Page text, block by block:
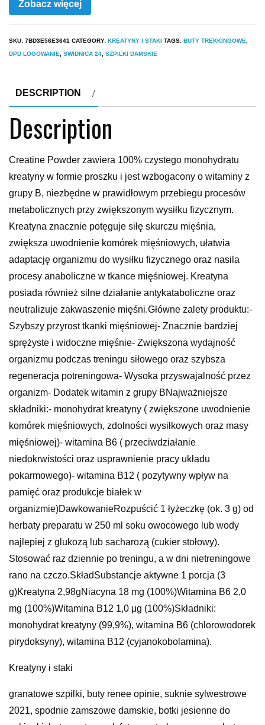
Zobacz więcej
SKU: 7BD3E56E3641 CATEGORY: KREATYNY I STAKI TAGS: BUTY TREKKINGOWE,
DPD LOGOWANIE, SWIDNICA 24, SZPILKI DAMSKIE
DESCRIPTION
Description
Creatine Powder zawiera 100% czystego monohydratu
kreatyny w formie proszku i jest wzbogacony o witaminy z
grupy B, niezbędne w prawidłowym przebiegu procesów
metabolicznych przy zwiększonym wysiłku fizycznym.
Kreatyna znacznie potęguje siłę skurczu mięśnia,
zwiększa uwodnienie komórek mięśniowych, ułatwia
adaptację organizmu do wysiłku fizycznego oraz nasila
procesy anaboliczne w tkance mięśniowej. Kreatyna
posiada również silne działanie antykataboliczne oraz
neutralizuje zakwaszenie mięśni.Główne zalety produktu:-
Szybszy przyrost tkanki mięśniowej- Znacznie bardziej
sprężyste i widoczne mięśnie- Zwiększona wydajność
organizmu podczas treningu siłowego oraz szybsza
regeneracja potreningowa- Wysoka przyswajalność przez
organizm- Dodatek witamin z grupy BNajważniejsze
składniki:- monohydrat kreatyny ( zwiększone uwodnienie
komórek mięśniowych, zdolności wysiłkowych oraz masy
mięśniowej)- witamina B6 ( przeciwdziałanie
niedokrwistości oraz usprawnienie pracy układu
pokarmowego)- witamina B12 ( pozytywny wpływ na
pamięć oraz produkcje białek w
organizmie)DawkowanieRozpuścić 1 łyżeczkę (ok. 3 g) od
herbaty preparatu w 250 ml soku owocowego lub wody
najlepiej z glukozą lub sacharozą (cukier stołowy).
Stosować raz dziennie po treningu, a w dni nietreningowe
rano na czczo.SkładSubstancje aktywne 1 porcja (3
g)Kreatyna 2,98gNiacyna 18 mg (100%)Witamina B6 2,0
mg (100%)Witamina B12 1,0 μg (100%)Składniki:
monohydrat kreatyny (99,9%), witamina B6 (chlorowodorek
pirydoksyny), witamina B12 (cyjanokobolamina).
Kreatyny i staki
granatowe szpilki, buty renee opinie, suknie sylwestrowe
2021, spodnie zamszowe damskie, botki jesienne do